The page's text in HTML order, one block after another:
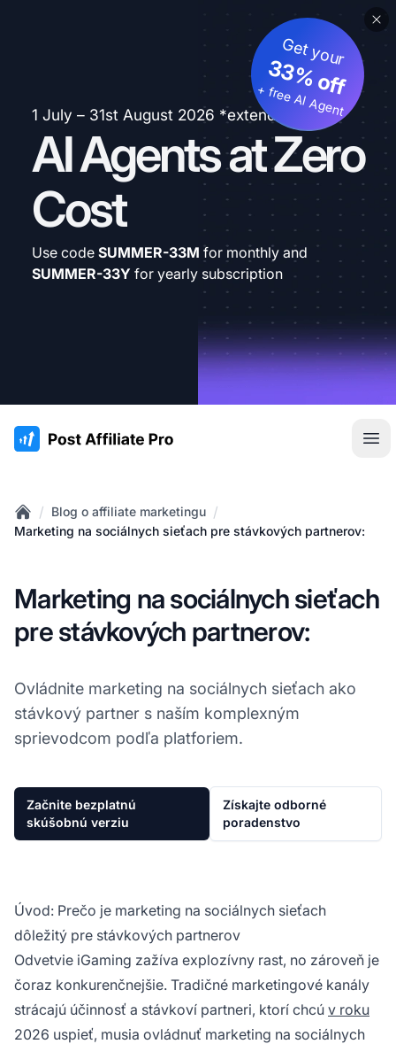
1 July – 31st August 2026 *extended
AI Agents at Zero
Cost
Get your
33% off
+ free AI Agent
Use code SUMMER-33M for monthly and
SUMMER-33Y for yearly subscription
:site.title
Home
/ Blog o affiliate marketingu /
Marketing na sociálnych sieťach pre stávkových partnerov:
Marketing na sociálnych sieťach
pre stávkových partnerov:
Ovládnite marketing na sociálnych sieťach ako
stávkový partner s naším komplexným
sprievodcom podľa platforiem.
Začnite bezplatnú
skúšobnú verziu
Získajte odborné
poradenstvo
Úvod: Prečo je marketing na sociálnych sieťach
dôležitý pre stávkových partnerov
Odvetvie iGaming zažíva explozívny rast, no zároveň je
čoraz konkurenčnejšie. Tradičné marketingové kanály
strácajú účinnosť a stávkoví partneri, ktorí chcú v roku
2026 uspieť, musia ovládnuť marketing na sociálnych